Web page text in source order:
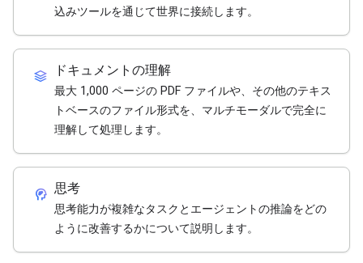
込みツールを通じて世界に接続します。
stacks ドキュメントの理解
最大 1,000 ページの PDF ファイルや、その他のテキス
トベースのファイル形式を、マルチモーダルで完全に
理解して処理します。
cognition_2 思考
思考能力が複雑なタスクとエージェントの推論をどの
ように改善するかについて説明します。